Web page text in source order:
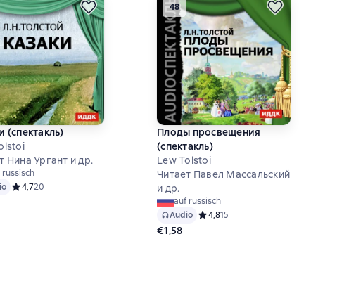
(спектакль)
Нина Ургант и др.
russisch
Средний рейтинг 4,7 на основе 20 оценок
4,720
48
Плоды просвещения
(спектакль)
Lew Tolstoi
Читает Павел Массальский
и др.
auf russisch
Audio Средний рейтинг 4,8 на основе 15
4,815
€1,58